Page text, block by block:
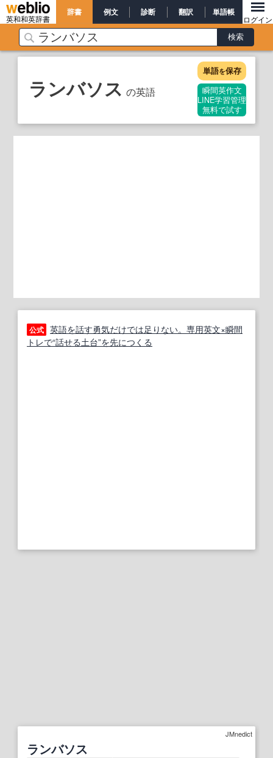
英和和英辞書
辞書 例文 診断 翻訳 単語帳
ログイン
ランバソス の英語
単語を保存
瞬間英作文
LINE学習管理
無料で試す
公式 英語を話す勇気だけでは足りない。専用英文×瞬間
トレで“話せる土台”を先につくる
JMnedict
ランバソス